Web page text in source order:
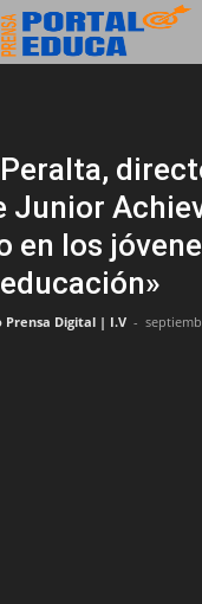
Junior
en los
Prensa Digital | I.V -